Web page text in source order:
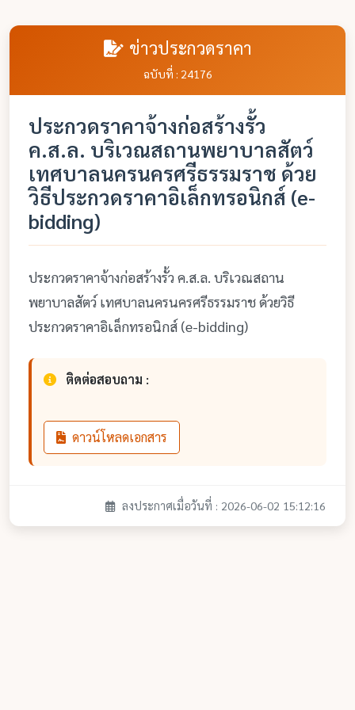
ข่าวประกวดราคา
ฉบับที่ : 24176
ประกวดราคาจ้างก่อสร้างรั้ว
ค.ส.ล. บริเวณสถานพยาบาลสัตว์
เทศบาลนครนครศรีธรรมราช ด้วย
วิธีประกวดราคาอิเล็กทรอนิกส์ (e-
bidding)
ประกวดราคาจ้างก่อสร้างรั้ว ค.ส.ล. บริเวณสถาน
พยาบาลสัตว์ เทศบาลนครนครศรีธรรมราช ด้วยวิธี
ประกวดราคาอิเล็กทรอนิกส์ (e-bidding)
ติดต่อสอบถาม :
ดาวน์โหลดเอกสาร
ลงประกาศเมื่อวันที่ : 2026-06-02 15:12:16